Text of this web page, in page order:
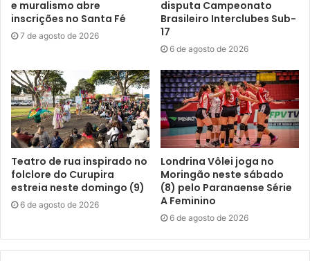
e muralismo abre
inscrições no Santa Fé
7 de agosto de 2026
disputa Campeonato
Brasileiro Interclubes Sub-
17
6 de agosto de 2026
Teatro de rua inspirado no
folclore do Curupira
estreia neste domingo (9)
6 de agosto de 2026
Londrina Vôlei joga no
Moringão neste sábado
(8) pelo Paranaense Série
A Feminino
6 de agosto de 2026